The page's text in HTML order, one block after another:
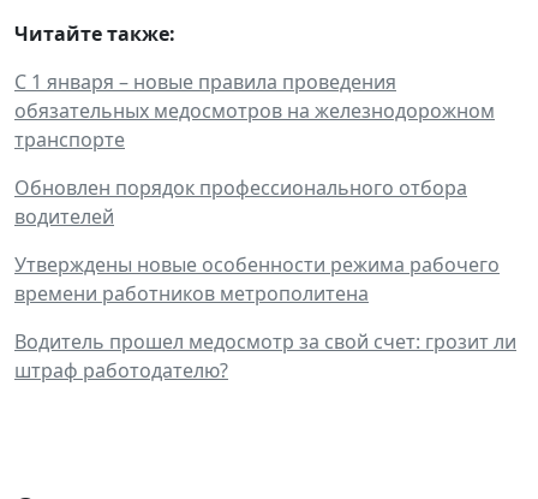
Читайте также:
С 1 января – новые правила проведения
обязательных медосмотров на железнодорожном
транспорте
Обновлен порядок профессионального отбора
водителей
Утверждены новые особенности режима рабочего
времени работников метрополитена
Водитель прошел медосмотр за свой счет: грозит ли
штраф работодателю?